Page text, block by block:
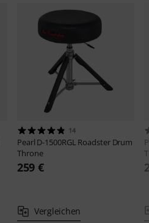
14
Pearl D-1500RGL Roadster Drum
Throne
259 €
Vergleichen